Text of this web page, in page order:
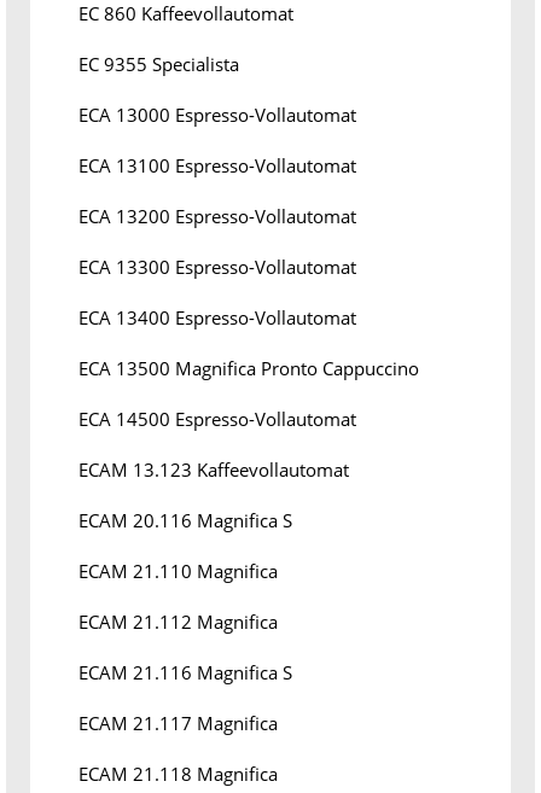
EC 860 Kaffeevollautomat
EC 9355 Specialista
ECA 13000 Espresso-Vollautomat
ECA 13100 Espresso-Vollautomat
ECA 13200 Espresso-Vollautomat
ECA 13300 Espresso-Vollautomat
ECA 13400 Espresso-Vollautomat
ECA 13500 Magnifica Pronto Cappuccino
ECA 14500 Espresso-Vollautomat
ECAM 13.123 Kaffeevollautomat
ECAM 20.116 Magnifica S
ECAM 21.110 Magnifica
ECAM 21.112 Magnifica
ECAM 21.116 Magnifica S
ECAM 21.117 Magnifica
ECAM 21.118 Magnifica